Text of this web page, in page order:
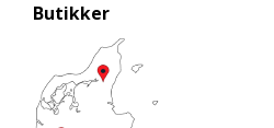
Butikker